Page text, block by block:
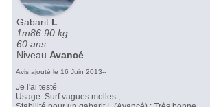
Gabarit L
1m86 90 kg.
60 ans
Niveau Avancé
Avis ajouté le 16 Juin 2013--
Je l'ai testé
Usage: Surf vagues molles ;